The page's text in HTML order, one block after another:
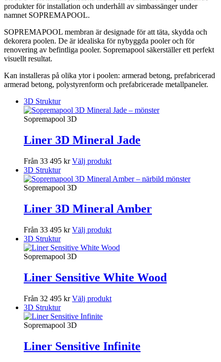
produkter för installation och underhåll av simbassänger under
namnet SOPREMAPOOL.
SOPREMAPOOL membran är designade för att täta, skydda och
dekorera poolen. De är idealiska för nybyggda pooler och för
renovering av befintliga pooler. Sopremapool säkerställer ett perfekt
visuellt resultat.
Kan installeras på olika ytor i poolen: armerad betong, prefabricerad
armerad betong, polystyrenform och prefabricerade metallpaneler.
3D Struktur
Sopremapool 3D
Liner 3D Mineral Jade
Från 33 495 kr Välj produkt
3D Struktur
Sopremapool 3D
Liner 3D Mineral Amber
Från 33 495 kr Välj produkt
3D Struktur
Sopremapool 3D
Liner Sensitive White Wood
Från 32 495 kr Välj produkt
3D Struktur
Sopremapool 3D
Liner Sensitive Infinite